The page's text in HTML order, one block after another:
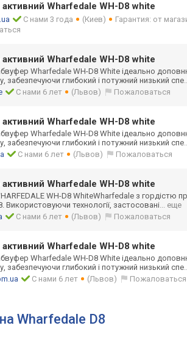
Wharfedale WH-D8 white
С нами 3 года (Киев) Гарантия: от
Wharfedale WH-D8 white
Wharfedale WH-D8 White ідеально
забезпечуючи глибокий і потужний низький спе
С нами 6 лет (Львов) Пожаловаться
Wharfedale WH-D8 white
Wharfedale WH-D8 White ідеально
забезпечуючи глибокий і потужний низький спе
С нами 6 лет (Львов) Пожаловаться
Wharfedale WH-D8 white
WH-D8 WhiteWharfedale з гордістю
Використовуючи технології, застосовані... еще
С нами 6 лет (Львов) Пожаловаться
Wharfedale WH-D8 white
Wharfedale WH-D8 White ідеально
забезпечуючи глибокий і потужний низький спе
С нами 6 лет (Львов) Пожаловаться
Wharfedale D8